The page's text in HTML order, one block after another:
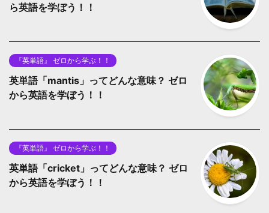
ら英語を学ぼう！！
『英単語』 ゼロから学ぶ！！
英単語「mantis」ってどんな意味？ ゼロ
から英語を学ぼう！！
『英単語』 ゼロから学ぶ！！
英単語「cricket」ってどんな意味？ ゼロ
から英語を学ぼう！！